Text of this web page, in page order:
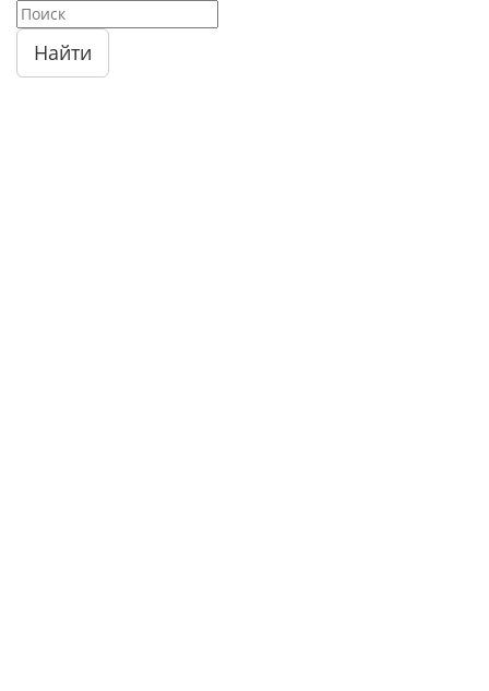
Найти